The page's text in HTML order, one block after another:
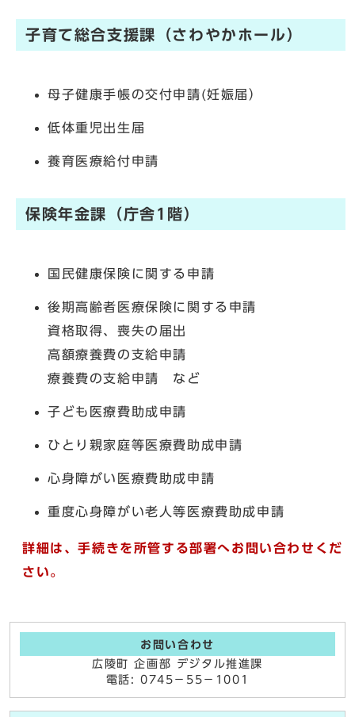
子育て総合支援課（さわやかホール）
母子健康手帳の交付申請(妊娠届）
低体重児出生届
養育医療給付申請
保険年金課（庁舎1階）
国民健康保険に関する申請
後期高齢者医療保険に関する申請
資格取得、喪失の届出
高額療養費の支給申請
療養費の支給申請 など
子ども医療費助成申請
ひとり親家庭等医療費助成申請
心身障がい医療費助成申請
重度心身障がい老人等医療費助成申請
詳細は、手続きを所管する部署へお問い合わせくだ
さい。
お問い合わせ
広陵町 企画部 デジタル推進課
電話: 0745−55−1001